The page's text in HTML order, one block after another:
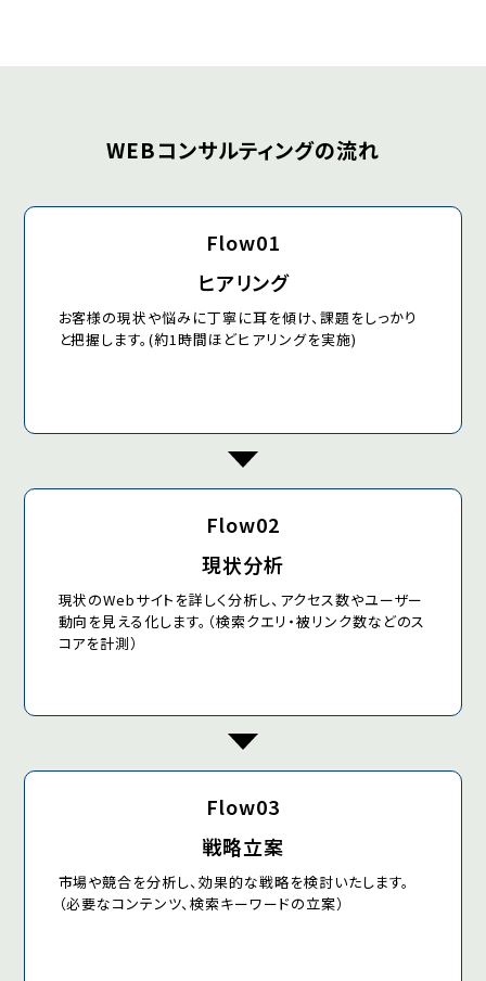
WEBコンサルティングの流れ
Flow01
ヒアリング
お客様の現状や悩みに丁寧に耳を傾け、課題をしっかり
と把握します。(約1時間ほどヒアリングを実施)
Flow02
現状分析
現状のWebサイトを詳しく分析し、アクセス数やユーザー
動向を見える化します。（検索クエリ・被リンク数などのス
コアを計測）
Flow03
戦略立案
市場や競合を分析し、効果的な戦略を検討いたします。
（必要なコンテンツ、検索キーワードの立案）